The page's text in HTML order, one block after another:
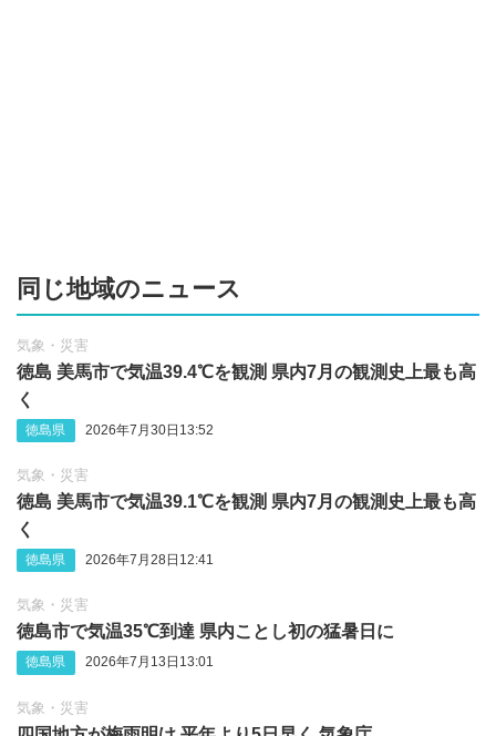
同じ地域のニュース
気象・災害
徳島 美馬市で気温39.4℃を観測 県内7月の観測史上最も高
く
徳島県 2026年7月30日13:52
気象・災害
徳島 美馬市で気温39.1℃を観測 県内7月の観測史上最も高
く
徳島県 2026年7月28日12:41
気象・災害
徳島市で気温35℃到達 県内ことし初の猛暑日に
徳島県 2026年7月13日13:01
気象・災害